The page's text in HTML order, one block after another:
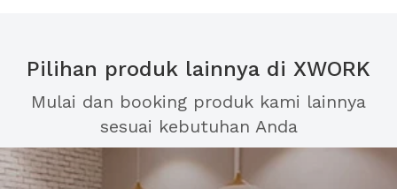
Pilihan produk lainnya di XWORK
Mulai dan booking produk kami lainnya
sesuai kebutuhan Anda